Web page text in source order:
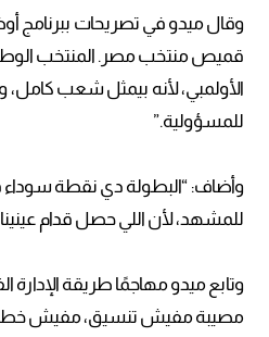
وقال ميدو في تصريحات ببرنامج
قميص منتخب مصر. المنتخب الوطني
الأولمبي، لأنه بيمثل شعب كامل،
للمسؤولية.”
وأضاف: “البطولة دي نقطة
للمشهد، لأن اللي حصل قدام عينينا
وتابع ميدو مهاجمًا طريقة الإدارة
مصيبة مفيش تنسيق، مفيش